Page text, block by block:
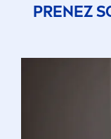
PRENEZ